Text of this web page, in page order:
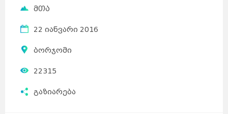
მთა
22 იანვარი 2016
ბორჯომი
22315
გაზიარება